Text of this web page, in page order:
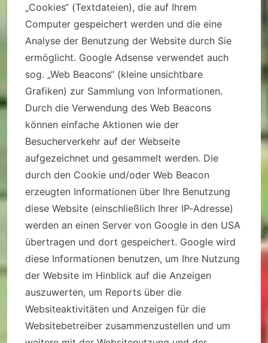
„Cookies“ (Textdateien), die auf Ihrem
Computer gespeichert werden und die eine
Analyse der Benutzung der Website durch Sie
ermöglicht. Google Adsense verwendet auch
sog. „Web Beacons“ (kleine unsichtbare
Grafiken) zur Sammlung von Informationen.
Durch die Verwendung des Web Beacons
können einfache Aktionen wie der
Besucherverkehr auf der Webseite
aufgezeichnet und gesammelt werden. Die
durch den Cookie und/oder Web Beacon
erzeugten Informationen über Ihre Benutzung
diese Website (einschließlich Ihrer IP-Adresse)
werden an einen Server von Google in den USA
übertragen und dort gespeichert. Google wird
diese Informationen benutzen, um Ihre Nutzung
der Website im Hinblick auf die Anzeigen
auszuwerten, um Reports über die
Websiteaktivitäten und Anzeigen für die
Websitebetreiber zusammenzustellen und um